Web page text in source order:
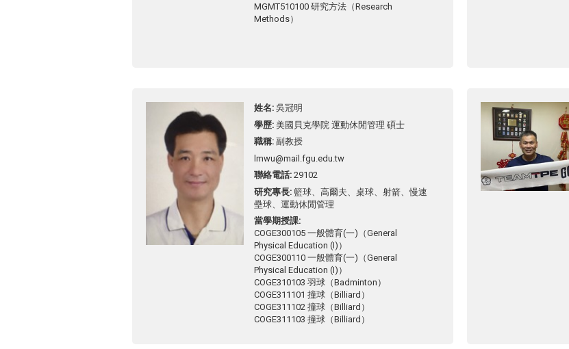
MGMT510100 研究方法（Research
Methods）
姓名 吳冠明
學歷 美國貝克學院 運動休閒管理 碩士
職稱 副教授
lmwu@mail.fgu.edu.tw
聯絡電話 29102
研究專長 籃球、高爾夫、桌球、射箭、慢速
壘球、運動休閒管理
當學期授課
COGE300105 一般體育(一)（General
Physical Education (I)）
COGE300110 一般體育(一)（General
Physical Education (I)）
COGE310103 羽球（Badminton）
COGE311101 撞球（Billiard）
COGE311102 撞球（Billiard）
COGE311103 撞球（Billiard）